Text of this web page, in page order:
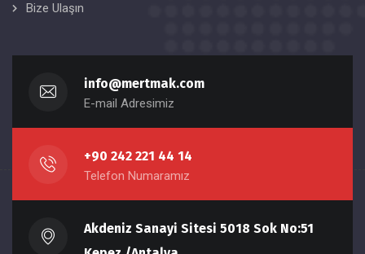
Bize Ulaşın
info@mertmak.com
E-mail Adresimiz
+90 242 221 44 14
Telefon Numaramız
Akdeniz Sanayi Sitesi 5018 Sok No:51